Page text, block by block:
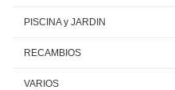
PISCINA y JARDIN
RECAMBIOS
VARIOS